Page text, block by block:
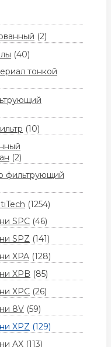
(2)
(40)
тонкой
(10)
(2)
фильтрующий
(1254)
SPC (46)
SPZ (141)
XPA (128)
XPB (85)
XPC (26)
8V (59)
XPZ (129)
AX (113)